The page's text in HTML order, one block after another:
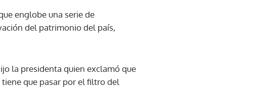
englobe una serie de
del patrimonio del país,
la presidenta quien exclamó que
que pasar por el filtro del